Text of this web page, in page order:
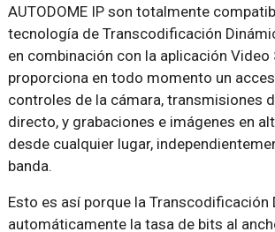
AUTODOME IP son totalmente
tecnología de Transcodificación
en combinación con la aplicación Video
proporciona en todo momento un
controles de la cámara, transmisiones
directo, y grabaciones e imágenes en
desde cualquier lugar,
banda.
Esto es así porque la Transcodificación
automáticamente la tasa de bits al